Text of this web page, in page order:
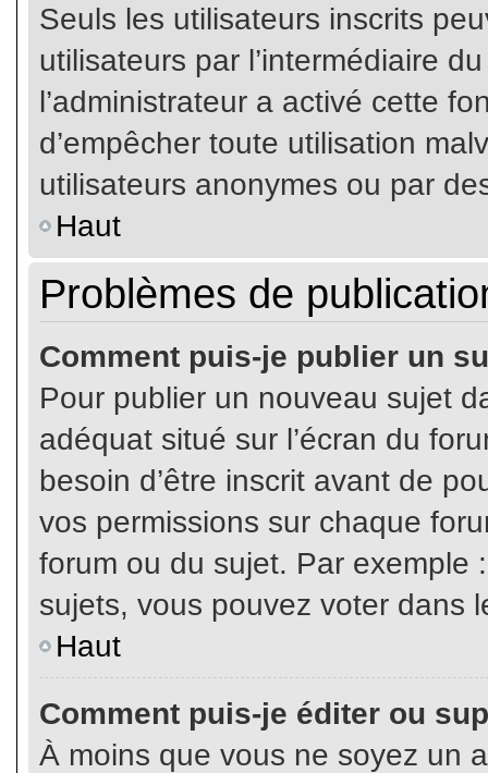
Seuls les utilisateurs inscrits
utilisateurs par l’intermédiaire
l’administrateur a activé cette
d’empêcher toute utilisation
utilisateurs anonymes ou par
Haut
Problèmes de
Comment puis-je publier un
Pour publier un nouveau sujet
adéquat situé sur l’écran du
besoin d’être inscrit avant de
vos permissions sur chaque
forum ou du sujet. Par exemple
sujets, vous pouvez voter dans
Haut
Comment puis-je éditer ou
À moins que vous ne soyez un